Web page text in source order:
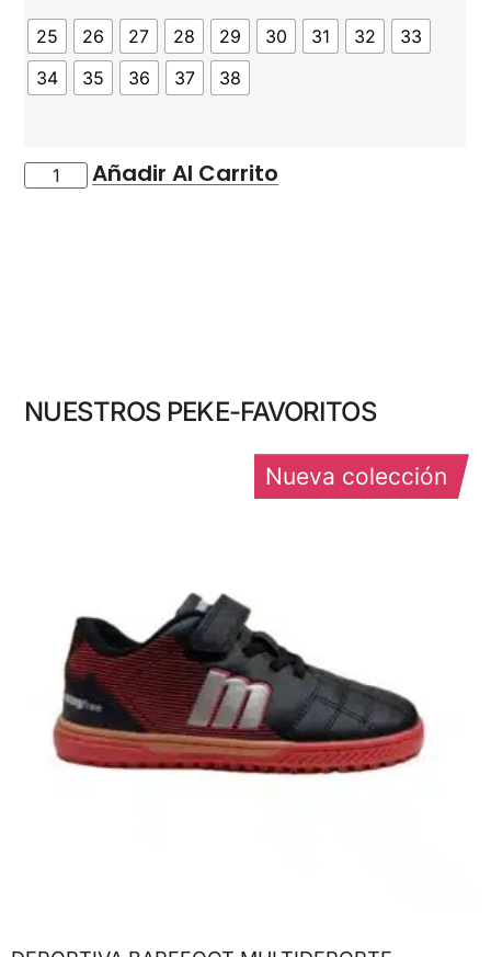
25 26 27 28 29 30 31 32
33
34
35 36 37 38
Añadir Al Carrito
NUESTROS PEKE-FAVORITOS
Nueva colección